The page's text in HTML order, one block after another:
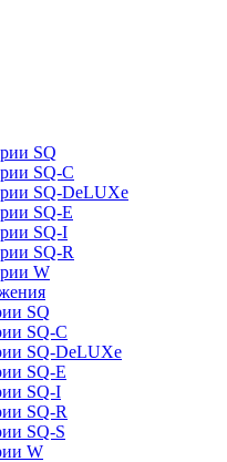
SQ
SQ-C
SQ-DeLUXe
SQ-E
SQ-I
SQ-R
W
SQ
SQ-C
SQ-DeLUXe
SQ-E
SQ-I
SQ-R
SQ-S
W